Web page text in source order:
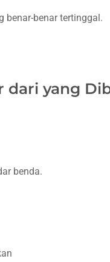
benar-benar tertinggal.
dari yang
benda.